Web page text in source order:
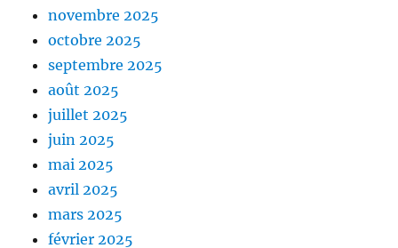
novembre 2025
octobre 2025
septembre 2025
août 2025
juillet 2025
juin 2025
mai 2025
avril 2025
mars 2025
février 2025